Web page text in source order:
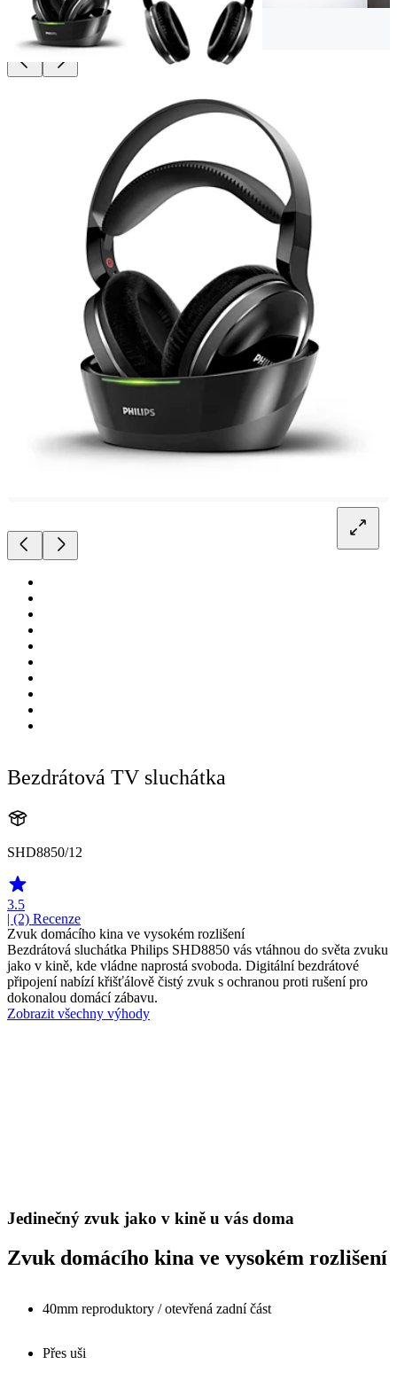
Bezdrátová TV sluchátka
SHD8850/12
3.5
| (2) Recenze
Zvuk domácího kina ve vysokém rozlišení
Bezdrátová sluchátka Philips SHD8850 vás vtáhnou do světa zvuku
jako v kině, kde vládne naprostá svoboda. Digitální bezdrátové
připojení nabízí křišťálově čistý zvuk s ochranou proti rušení pro
dokonalou domácí zábavu.
Zobrazit všechny výhody
Jedinečný zvuk jako v kině u vás doma
Zvuk domácího kina ve vysokém rozlišení
40mm reproduktory / otevřená zadní část
Přes uši